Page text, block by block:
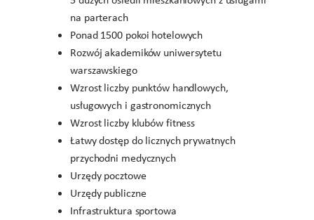
na parterach
Ponad 1500 pokoi hotelowych
Rozwój akademików uniwersytetu
warszawskiego
Wzrost liczby punktów handlowych,
usługowych i gastronomicznych
Wzrost liczby klubów fitness
Łatwy dostęp do licznych prywatnych
przychodni medycznych
Urzędy pocztowe
Urzędy publiczne
Infrastruktura sportowa